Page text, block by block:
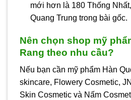
mới hơn là 180 Thống
Quang Trung trong bài gốc.
Nên chọn shop mỹ
Rang theo nhu cầu?
Nếu bạn cần mỹ phẩm Hàn
skincare, Flowery Cosmetic,
Skin Cosmetic và Nấm